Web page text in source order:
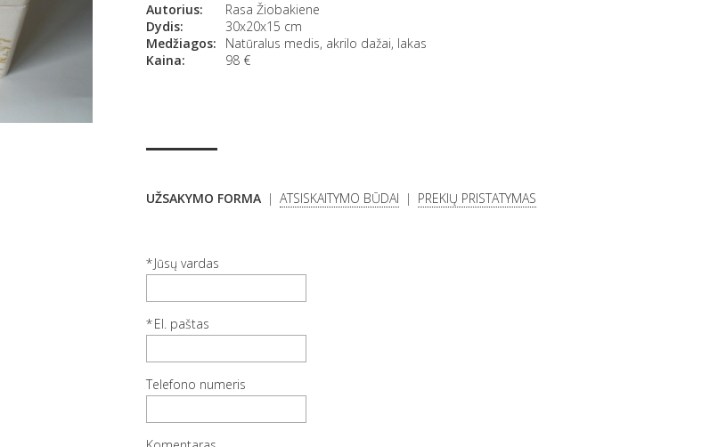
Autorius:
Rasa Žiobakiene
Dydis:
30x20x15 cm
Medžiagos:
Natūralus medis, akrilo dažai, lakas
Kaina:
98 €
UŽSAKYMO FORMA ATSISKAITYMO BŪDAI PREKIŲ PRISTATYMAS
Jūsų vardas
El. paštas
Telefono numeris